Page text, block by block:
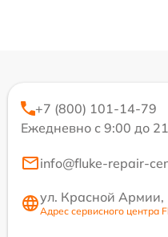
+7 (800) 101-14-79
Ежедневно с 9:00 до
info@fluke-repair-
ул. Красной Армии,
Адрес сервисного центра